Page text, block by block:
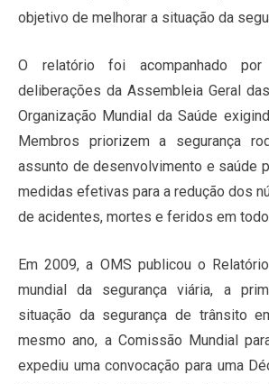
objetivo de melhorar a situação da
O relatório foi acompanhado
deliberações da Assembleia Geral
Organização Mundial da Saúde
Membros priorizem a segurança
assunto de desenvolvimento e saúde
medidas efetivas para a redução dos
de acidentes, mortes e feridos em
Em 2009, a OMS publicou o
mundial da segurança viária, a
situação da segurança de trânsito
mesmo ano, a Comissão Mundial
expediu uma convocação para uma